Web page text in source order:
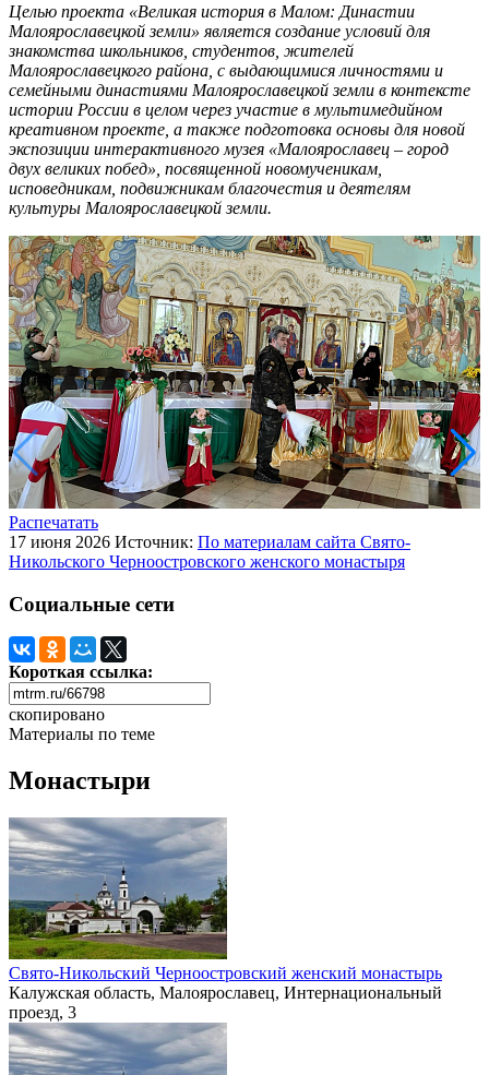
Целью проекта «Великая история в Малом: Династии
Малоярославецкой земли» является создание условий для
знакомства школьников, студентов, жителей
Малоярославецкого района, с выдающимися личностями и
семейными династиями Малоярославецкой земли в контексте
истории России в целом через участие в мультимедийном
креативном проекте, а также подготовка основы для новой
экспозиции интерактивного музея «Малоярославец – город
двух великих побед», посвященной новомученикам,
исповедникам, подвижникам благочестия и деятелям
культуры Малоярославецкой земли.
Распечатать
17 июня 2026 Источник: По материалам сайта Свято-
Никольского Черноостровского женского монастыря
Социальные сети
Короткая ссылка:
скопировано
Материалы по теме
Монастыри
Свято-Никольский Черноостровский женский монастырь
Калужская область, Малоярославец, Интернациональный
проезд, 3